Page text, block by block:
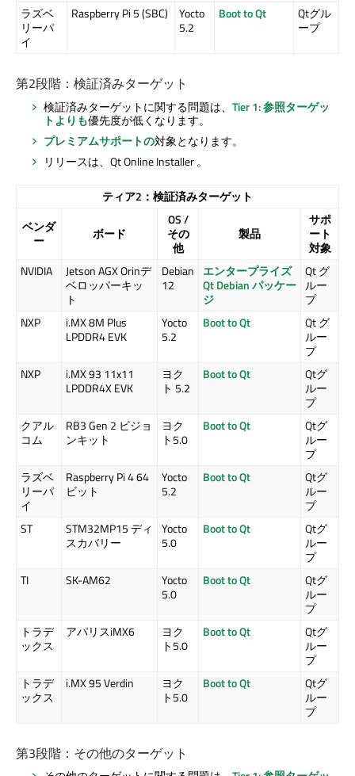
ラズベ
リーパ
イ
Raspberry Pi 5 (SBC)
Yocto
5.2
Boot to Qt
Qtグル
ープ
第2段階：検証済みターゲット
検証済みターゲットに関する問題は、 Tier 1: 参照ターゲッ
トよりも優先度が低くなります。
プレミアムサポートの対象となります。
リリースは、 Qt Online Installer。
ティア2：検証済みターゲット
ベンダ
ー
ボード
OS /
その
他
製品
サポ
ート
対象
NVIDIA
Jetson AGX Orinデ
ベロッパーキッ
ト
Debian
12
エンタープライズ
Qt Debian パッケー
ジ
Qt グ
ルー
プ
NXP
i.MX 8M Plus
LPDDR4 EVK
Yocto
5.2
Boot to Qt
Qt グ
ルー
プ
NXP
i.MX 93 11x11
LPDDR4X EVK
ヨク
ト 5.2
Boot to Qt
Qtグ
ルー
プ
クアル
コム
RB3 Gen 2 ビジョ
ンキット
ヨク
ト5.0
Boot to Qt
Qtグ
ルー
プ
ラズベ
リーパ
イ
Raspberry Pi 4 64
ビット
Yocto
5.2
Boot to Qt
Qtグ
ルー
プ
ST
STM32MP15 ディ
スカバリー
Yocto
5.0
Boot to Qt
Qtグ
ルー
プ
TI
SK-AM62
Yocto
5.0
Boot to Qt
Qtグ
ルー
プ
トラデ
ックス
アパリスiMX6
ヨク
ト5.0
Boot to Qt
Qtグ
ルー
プ
トラデ
ックス
i.MX 95 Verdin
ヨク
ト5.0
Boot to Qt
Qtグ
ルー
プ
第3段階：その他のターゲット